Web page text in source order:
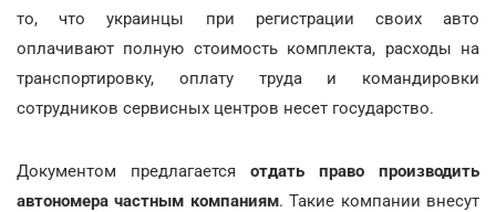
то, что украинцы при регистрации своих авто
оплачивают полную стоимость комплекта, расходы на
транспортировку, оплату труда и командировки
сотрудников сервисных центров несет государство.
Документом предлагается отдать право производить
автономера частным компаниям. Такие компании внесут